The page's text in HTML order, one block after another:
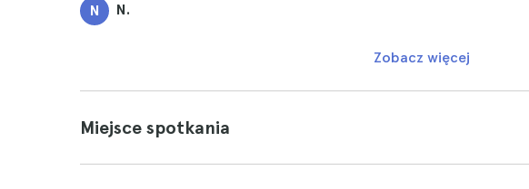
N N.
Zobacz więcej
Miejsce spotkania